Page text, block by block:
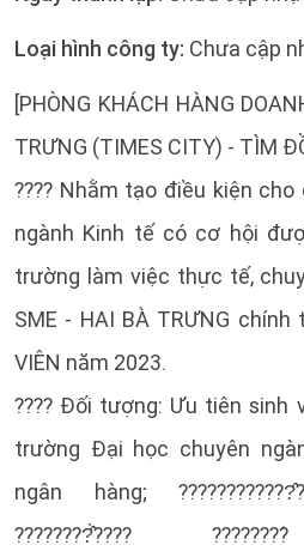
Loại hình công ty: Chưa cập
[PHÒNG KHÁCH HÀNG
TRƯNG (TIMES CITY) - TÌM
???? Nhằm tạo điều kiện
ngành Kinh tế có cơ hội
trường làm việc thực tế,
SME - HAI BÀ TRƯNG chính
VIÊN năm 2023.
???? Đối tượng: Ưu tiên sinh
trường Đại học chuyên
ngân hàng;
????????̂̀????